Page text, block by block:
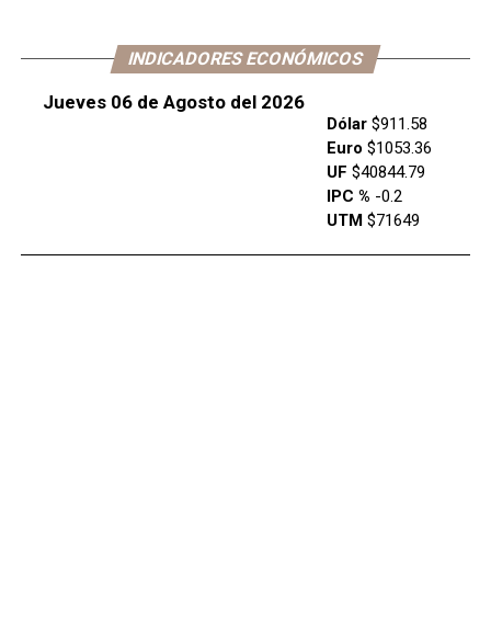
INDICADORES ECONÓMICOS
Jueves 06 de Agosto del 2026
Dólar$911.58
Euro $1053.36
UF $40844.79
IPC % -0.2
UTM $71649